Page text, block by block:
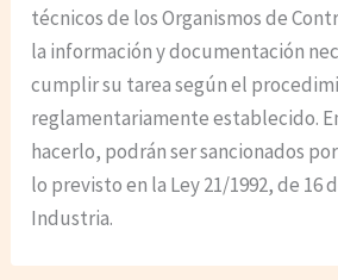
técnicos de los Organismos de
la información y documentación
cumplir su tarea según el
reglamentariamente establecido.
hacerlo, podrán ser sancionados
lo previsto en la Ley 21/1992, de 16
Industria.